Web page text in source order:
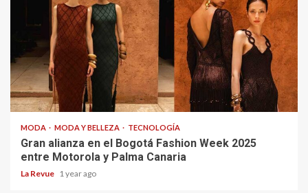
MODA MODA Y BELLEZA TECNOLOGÍA
Gran alianza en el Bogotá Fashion Week 2025
entre Motorola y Palma Canaria
La Revue 1 year ago